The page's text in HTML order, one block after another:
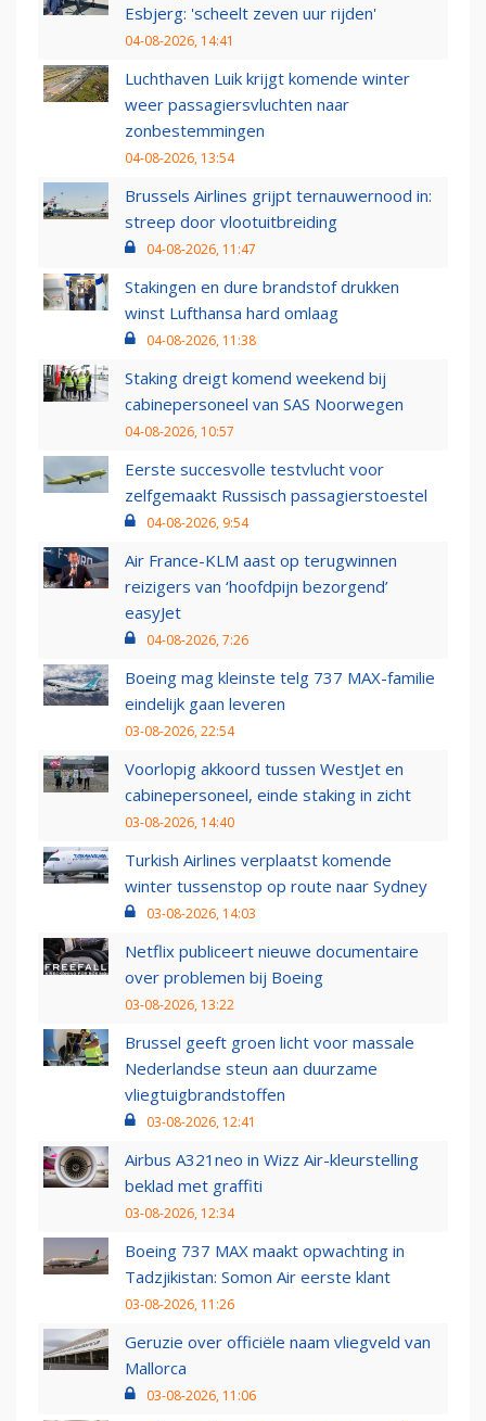
Esbjerg: 'scheelt zeven uur rijden'
04-08-2026, 14:41
Luchthaven Luik krijgt komende winter
weer passagiersvluchten naar
zonbestemmingen
04-08-2026, 13:54
Brussels Airlines grijpt ternauwernood in:
streep door vlootuitbreiding
04-08-2026, 11:47
Stakingen en dure brandstof drukken
winst Lufthansa hard omlaag
04-08-2026, 11:38
Staking dreigt komend weekend bij
cabinepersoneel van SAS Noorwegen
04-08-2026, 10:57
Eerste succesvolle testvlucht voor
zelfgemaakt Russisch passagierstoestel
04-08-2026, 9:54
Air France-KLM aast op terugwinnen
reizigers van ‘hoofdpijn bezorgend’
easyJet
04-08-2026, 7:26
Boeing mag kleinste telg 737 MAX-familie
eindelijk gaan leveren
03-08-2026, 22:54
Voorlopig akkoord tussen WestJet en
cabinepersoneel, einde staking in zicht
03-08-2026, 14:40
Turkish Airlines verplaatst komende
winter tussenstop op route naar Sydney
03-08-2026, 14:03
Netflix publiceert nieuwe documentaire
over problemen bij Boeing
03-08-2026, 13:22
Brussel geeft groen licht voor massale
Nederlandse steun aan duurzame
vliegtuigbrandstoffen
03-08-2026, 12:41
Airbus A321neo in Wizz Air-kleurstelling
beklad met graffiti
03-08-2026, 12:34
Boeing 737 MAX maakt opwachting in
Tadzjikistan: Somon Air eerste klant
03-08-2026, 11:26
Geruzie over officiële naam vliegveld van
Mallorca
03-08-2026, 11:06